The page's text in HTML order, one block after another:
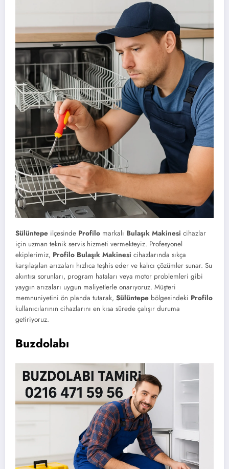
Sülüntepe ilçesinde Profilo markalı Bulaşık Makinesi cihazlar
için uzman teknik servis hizmeti vermekteyiz. Profesyonel
ekiplerimiz, Profilo Bulaşık Makinesi cihazlarında sıkça
karşılaşılan arızaları hızlıca teşhis eder ve kalıcı çözümler sunar. Su
akıntısı sorunları, program hataları veya motor problemleri gibi
yaygın arızaları uygun maliyetlerle onarıyoruz. Müşteri
memnuniyetini ön planda tutarak, Sülüntepe bölgesindeki Profilo
kullanıcılarının cihazlarını en kısa sürede çalışır duruma
getiriyoruz.
Buzdolabı